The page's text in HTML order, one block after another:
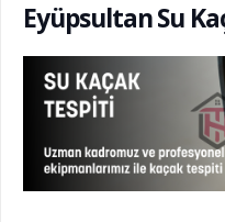
Eyüpsultan Su